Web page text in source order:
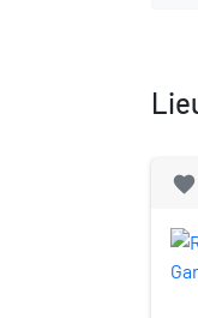
favorite